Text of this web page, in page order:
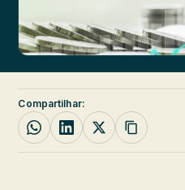
Compartilhar: